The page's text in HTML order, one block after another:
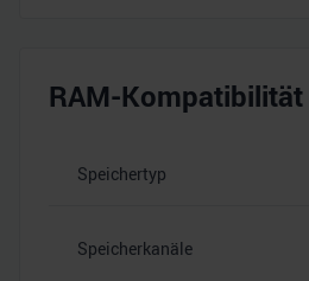
RAM-Kompatibilität
Speichertyp
Speicherkanäle